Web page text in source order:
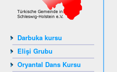
Darbuka kursu
Elişi Grubu
Oryantal Dans Kursu